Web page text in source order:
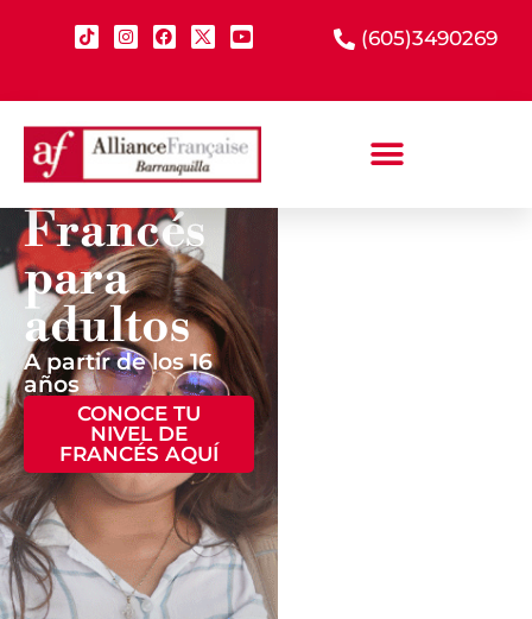
(605)3490269
Francés
para
adultos
A partir de los 16
años
CONOCE TU
NIVEL DE
FRANCÉS AQUÍ